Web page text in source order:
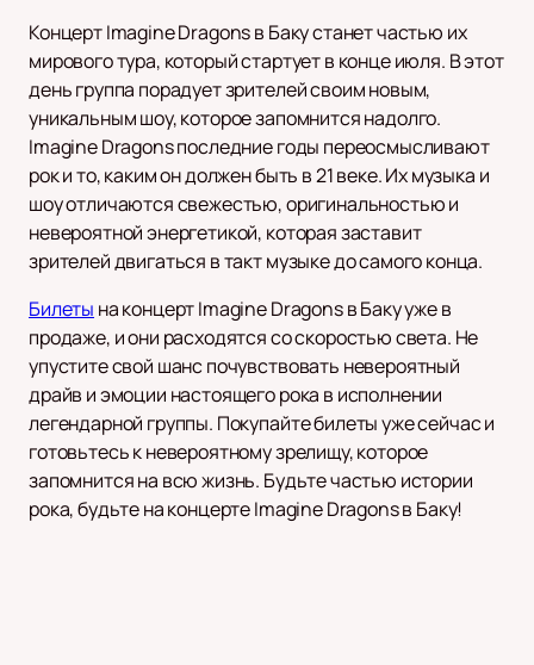
Концерт Imagine Dragons в Баку станет частью их
мирового тура, который стартует в конце июля. В этот
день группа порадует зрителей своим новым,
уникальным шоу, которое запомнится надолго.
Imagine Dragons последние годы переосмысливают
рок и то, каким он должен быть в 21 веке. Их музыка и
шоу отличаются свежестью, оригинальностью и
невероятной энергетикой, которая заставит
зрителей двигаться в такт музыке до самого конца.
Билеты на концерт Imagine Dragons в Баку уже в
продаже, и они расходятся со скоростью света. Не
упустите свой шанс почувствовать невероятный
драйв и эмоции настоящего рока в исполнении
легендарной группы. Покупайте билеты уже сейчас и
готовьтесь к невероятному зрелищу, которое
запомнится на всю жизнь. Будьте частью истории
рока, будьте на концерте Imagine Dragons в Баку!